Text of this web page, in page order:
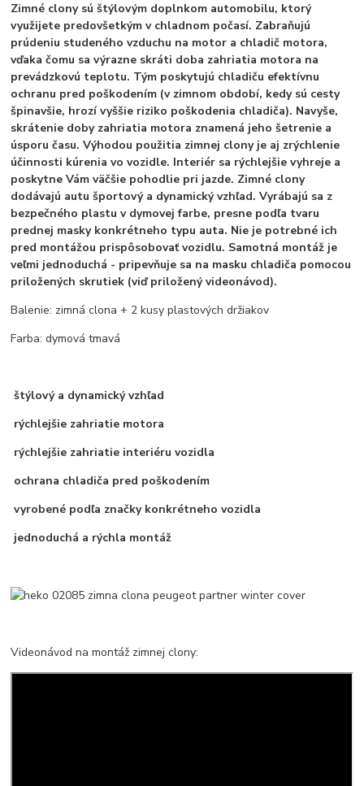
Zimné clony sú štýlovým doplnkom automobilu, ktorý
využijete predovšetkým v chladnom počasí. Zabraňujú
prúdeniu studeného vzduchu na motor a chladič motora,
vďaka čomu sa výrazne skráti doba zahriatia motora na
prevádzkovú teplotu. Tým poskytujú chladiču efektívnu
ochranu pred poškodením (v zimnom období, kedy sú cesty
špinavšie, hrozí vyššie riziko poškodenia chladiča). Navyše,
skrátenie doby zahriatia motora znamená jeho šetrenie a
úsporu času. Výhodou použitia zimnej clony je aj zrýchlenie
účinnosti kúrenia vo vozidle. Interiér sa rýchlejšie vyhreje a
poskytne Vám väčšie pohodlie pri jazde. Zimné clony
dodávajú autu športový a dynamický vzhľad. Vyrábajú sa z
bezpečného plastu v dymovej farbe, presne podľa tvaru
prednej masky konkrétneho typu auta. Nie je potrebné ich
pred montážou prispôsobovať vozidlu. Samotná montáž je
veľmi jednoduchá - pripevňuje sa na masku chladiča pomocou
priložených skrutiek (viď priložený videonávod).
Balenie: zimná clona + 2 kusy plastových držiakov
Farba: dymová tmavá
štýlový a dynamický vzhľad
rýchlejšie zahriatie motora
rýchlejšie zahriatie interiéru vozidla
ochrana chladiča pred poškodením
vyrobené podľa značky konkrétneho vozidla
jednoduchá a rýchla montáž
Videonávod na montáž zimnej clony: